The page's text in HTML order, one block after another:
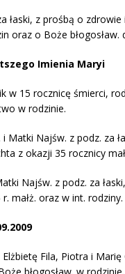
łaski, z prośbą o
oraz o Boże błogosław.
Imienia Maryi
w 15 rocznicę śmierci,
w rodzinie.
Matki Najśw. z podz. za
z okazji 35 rocznicy
Najśw. z podz. za
małż. oraz w int. rodziny.
Fila, Piotra i